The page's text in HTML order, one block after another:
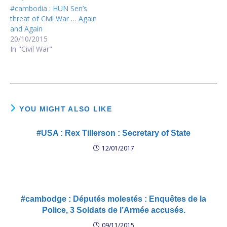
#cambodia : HUN Sen’s
threat of Civil War … Again
and Again
20/10/2015
In "Civil War"
YOU MIGHT ALSO LIKE
#USA : Rex Tillerson : Secretary of State
12/01/2017
#cambodge : Députés molestés : Enquêtes de la
Police, 3 Soldats de l’Armée accusés.
09/11/2015